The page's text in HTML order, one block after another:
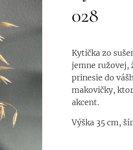
028
Kytička zo
jemne ružovej,
prinesie do
makovičky,
akcent.
Výška 35 cm,